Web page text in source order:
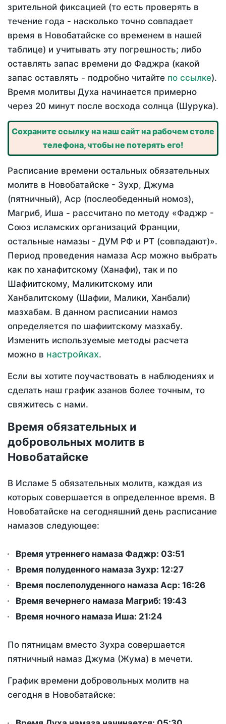
зрительной фиксацией (то есть проверять в
течение года - насколько точно совпадает
время в Новобатайске со временем в нашей
таблице) и учитывать эту погрешность; либо
оставлять запас времени до Фаджра (какой
запас оставлять - подробно читайте по ссылке).
Время молитвы Духа начинается примерно
через 20 минут после восхода солнца (Шурука).
Сохраните ссылку на наш сайт на рабочем столе
телефона, чтобы не потерять его!
Расписание времени остальных обязательных
молитв в Новобатайске - Зухр, Джума
(пятничный), Аср (послеобеденный номоз),
Магриб, Иша - рассчитано по методу «Фаджр -
Союз исламских организаций Франции,
остальные намазы - ДУМ РФ и РТ (совпадают)».
Период проведения намаза Аср можно выбрать
как по ханафитскому (Ханафи), так и по
Шафиитскому, Маликитскому или
Ханбалитскому (Шафии, Малики, Ханбали)
мазхабам. В данном расписании намоз
определяется по шафиитскому мазхабу.
Изменить используемые методы расчета
можно в настройках.
Если вы хотите поучаствовать в наблюдениях и
сделать наш график азанов более точным, то
свяжитесь с нами.
Время обязательных и
добровольных молитв в
Новобатайске
В Исламе 5 обязательных молитв, каждая из
которых совершается в определенное время. В
Новобатайске на сегодняшний день расписание
намазов следующее:
Время утреннего намаза Фаджр: 03:51
Время полуденного намаза Зухр: 12:27
Время послеполуденного намаза Аср: 16:26
Время вечернего намаза Магриб: 19:43
Время ночного намаза Иша: 21:24
По пятницам вместо Зухра совершается
пятничный намаз Джума (Жума) в мечети.
График времени добровольных молитв на
сегодня в Новобатайске: